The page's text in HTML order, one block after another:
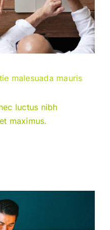
malesuada mauris
luctus nibh
maximus.